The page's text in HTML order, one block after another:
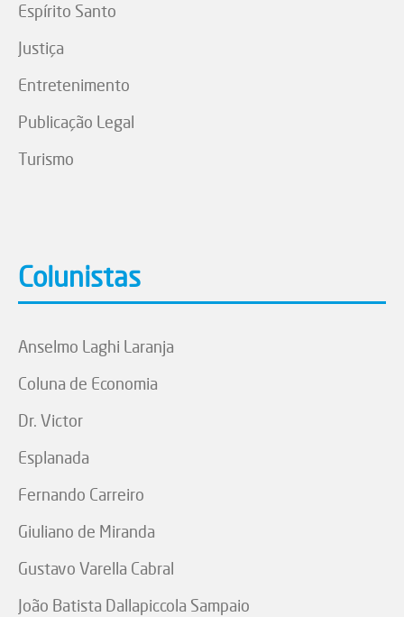
Espírito Santo
Justiça
Entretenimento
Publicação Legal
Turismo
Colunistas
Anselmo Laghi Laranja
Coluna de Economia
Dr. Victor
Esplanada
Fernando Carreiro
Giuliano de Miranda
Gustavo Varella Cabral
João Batista Dallapiccola Sampaio